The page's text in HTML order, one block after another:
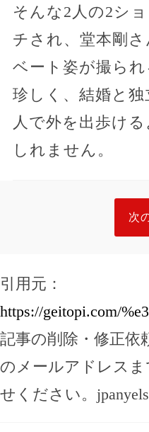
そんな2人の2シ
チされ、堂本剛
ベート姿が撮ら
珍しく、結婚と
人で外を出歩け
しれません。
次
引用元：
https://geitopi.com/
記事の削除・修正依
のメールアドレス
せください。